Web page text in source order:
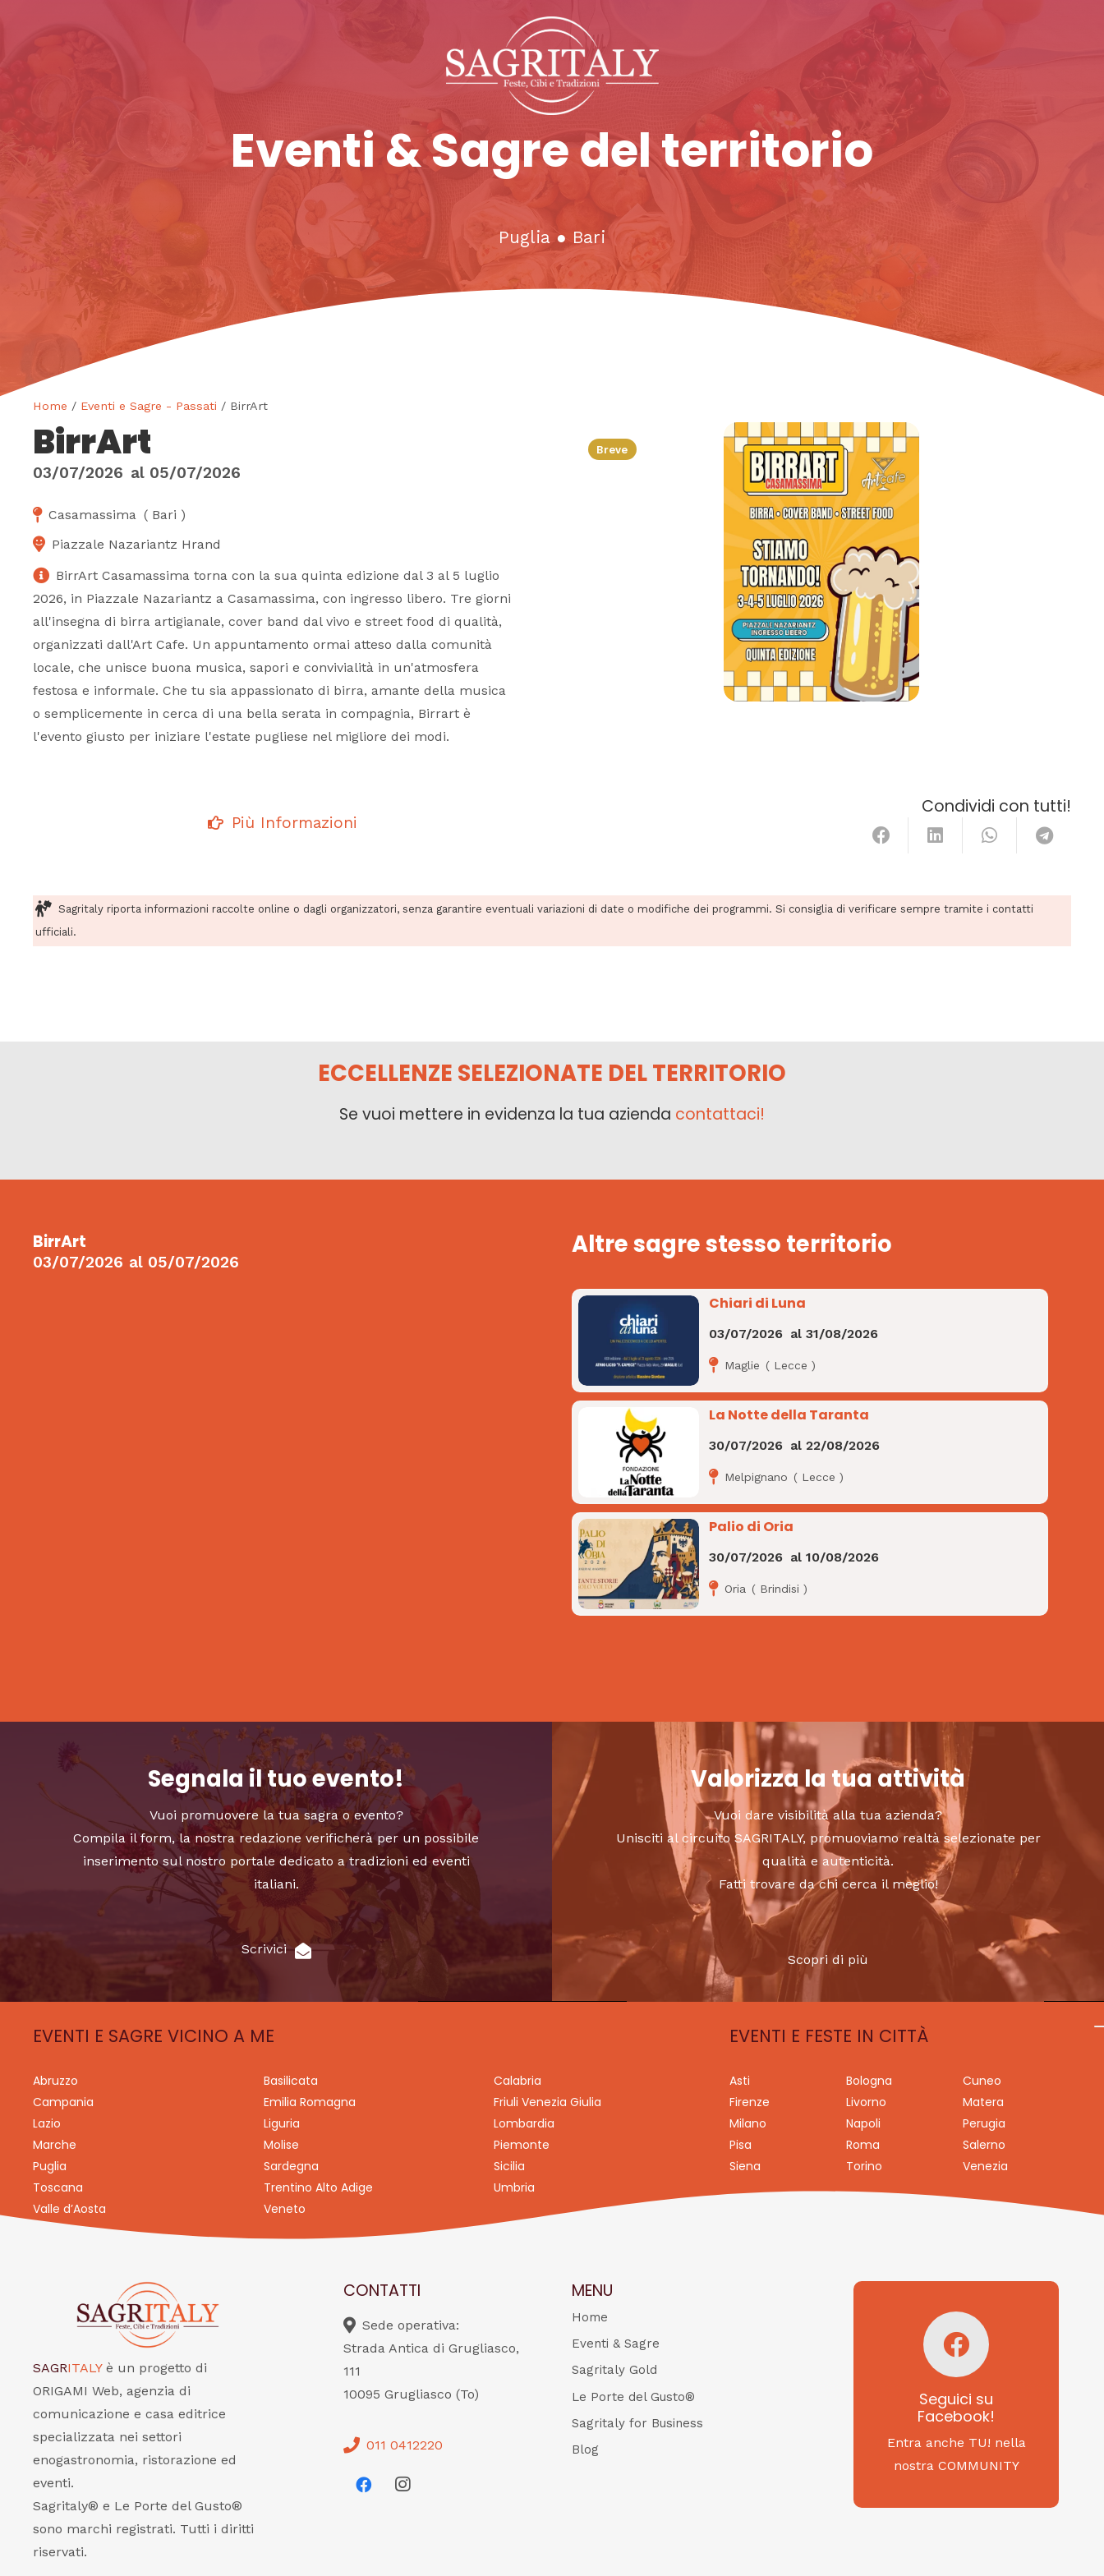
Eventi & Sagre del territorio
Puglia ● Bari
Home / Eventi e Sagre - Passati / BirrArt
BirrArt
03/07/2026 al 05/07/2026
Casamassima ( Bari )
Piazzale Nazariantz Hrand
BirrArt Casamassima torna con la sua quinta edizione dal 3 al 5 luglio
2026, in Piazzale Nazariantz a Casamassima, con ingresso libero. Tre giorni
all'insegna di birra artigianale, cover band dal vivo e street food di qualità,
organizzati dall'Art Cafe. Un appuntamento ormai atteso dalla comunità
locale, che unisce buona musica, sapori e convivialità in un'atmosfera
festosa e informale. Che tu sia appassionato di birra, amante della musica
o semplicemente in cerca di una bella serata in compagnia, Birrart è
l'evento giusto per iniziare l'estate pugliese nel migliore dei modi.
Breve
Più Informazioni
Condividi con tutti!
Sagritaly riporta informazioni raccolte online o dagli organizzatori, senza garantire eventuali variazioni di date o modifiche dei programmi. Si consiglia di verificare sempre tramite i contatti
ufficiali.
ECCELLENZE SELEZIONATE DEL TERRITORIO
Se vuoi mettere in evidenza la tua azienda contattaci!
BirrArt
03/07/2026 al 05/07/2026
Altre sagre stesso territorio
Chiari di Luna
03/07/2026 al31/08/2026
Maglie ( Lecce )
La Notte della Taranta
30/07/2026 al22/08/2026
Melpignano ( Lecce )
Palio di Oria
30/07/2026 al10/08/2026
Oria ( Brindisi )
Segnala il tuo evento!
Vuoi promuovere la tua sagra o evento?
Compila il form, la nostra redazione verificherà per un possibile
inserimento sul nostro portale dedicato a tradizioni ed eventi
italiani.
Scrivici
Valorizza la tua attività
Vuoi dare visibilità alla tua azienda?
Unisciti al circuito SAGRITALY, promuoviamo realtà selezionate per
qualità e autenticità.
Fatti trovare da chi cerca il meglio!
Scopri di più
EVENTI E SAGRE VICINO A ME
Abruzzo Basilicata
Calabria
Campania
Emilia Romagna
Friuli Venezia Giulia
Lazio
Liguria
Lombardia
Marche
Molise
Piemonte
Puglia
Sardegna
Sicilia
Toscana
Trentino Alto Adige
Umbria
Valle d’Aosta
Veneto
EVENTI E FESTE IN CITTÀ
Asti Bologna
Cuneo
Firenze
Livorno
Matera
Milano
Napoli
Perugia
Pisa
Roma
Salerno
Siena
Torino Venezia
SAGRITALY è un progetto di
ORIGAMI Web, agenzia di
comunicazione e casa editrice
specializzata nei settori
enogastronomia, ristorazione ed
eventi.
Sagritaly® e Le Porte del Gusto®
sono marchi registrati. Tutti i diritti
riservati.
CONTATTI
Sede operativa:
Strada Antica di Grugliasco,
111
10095 Grugliasco (To)
011 0412220
MENU
Home
Eventi & Sagre
Sagritaly Gold
Le Porte del Gusto®
Sagritaly for Business
Blog
Seguici su
Facebook!
Entra anche TU! nella
nostra COMMUNITY
Seguici su
Facebook!
SAGRITALY
Feste, cibi e tradizioni
da Nord a Sud...